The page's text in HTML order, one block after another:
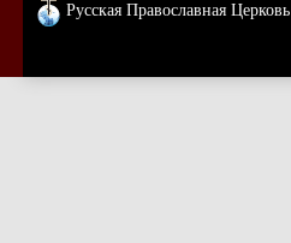
Русская Православная Церковь